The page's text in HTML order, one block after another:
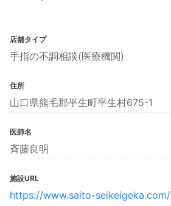
店舗タイプ
手指の不調相談(医療機関)
住所
山口県熊毛郡平生町平生村675-1
医師名
斉藤良明
施設URL
https://www.saito-seikeigeka.com/